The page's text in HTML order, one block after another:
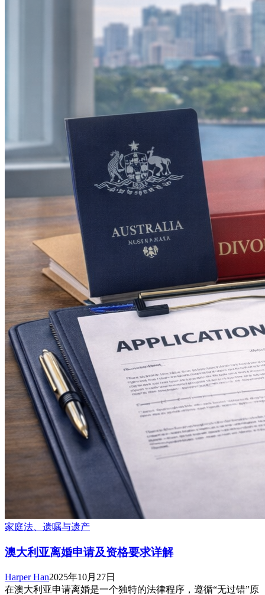
家庭法、遗嘱与遗产
澳大利亚离婚申请及资格要求详解
Harper Han2025年10月27日
在澳大利亚申请离婚是一个独特的法律程序，遵循“无过错”原